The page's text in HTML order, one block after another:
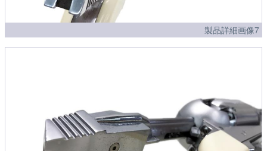
製品詳細画像7